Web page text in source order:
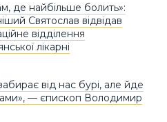
де найбільше болить»:
Святослав відвідав
відділення
лікарні
від нас бурі, але йде
— єпископ Володимир